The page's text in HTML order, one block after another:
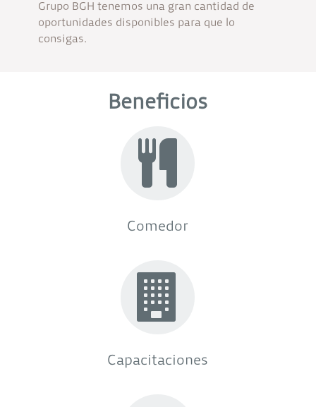
Grupo BGH tenemos una gran cantidad de
oportunidades disponibles para que lo
consigas.
Beneficios
Comedor
Capacitaciones